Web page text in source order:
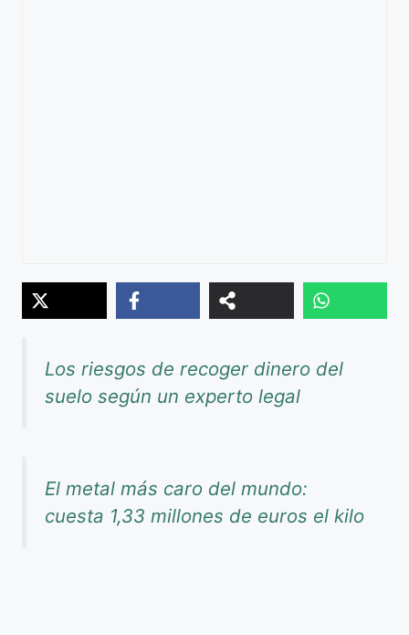
Los riesgos de recoger dinero del
suelo según un experto legal
El metal más caro del mundo:
cuesta 1,33 millones de euros el kilo